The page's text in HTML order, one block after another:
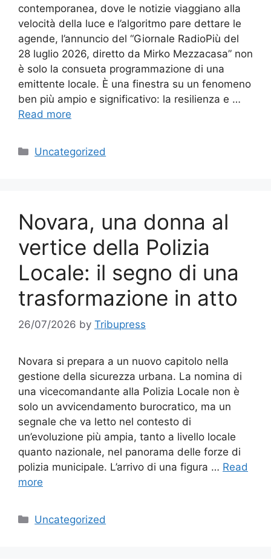
contemporanea, dove le notizie viaggiano alla
velocità della luce e l’algoritmo pare dettare le
agende, l’annuncio del “Giornale RadioPiù del
28 luglio 2026, diretto da Mirko Mezzacasa” non
è solo la consueta programmazione di una
emittente locale. È una finestra su un fenomeno
ben più ampio e significativo: la resilienza e …
Read more
Categories
Uncategorized
Novara, una donna al
vertice della Polizia
Locale: il segno di una
trasformazione in atto
26/07/2026 by Tribupress
Novara si prepara a un nuovo capitolo nella
gestione della sicurezza urbana. La nomina di
una vicecomandante alla Polizia Locale non è
solo un avvicendamento burocratico, ma un
segnale che va letto nel contesto di
un’evoluzione più ampia, tanto a livello locale
quanto nazionale, nel panorama delle forze di
polizia municipale. L’arrivo di una figura … Read
more
Categories
Uncategorized